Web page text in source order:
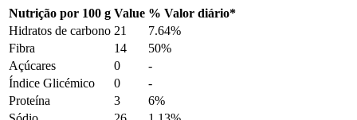
Nutrição por 100 g Value % Valor diário*
Hidratos de carbono 21
7.64%
Fibra
14
50%
Açúcares
0
-
Índice Glicémico
0
-
Proteína
3
6%